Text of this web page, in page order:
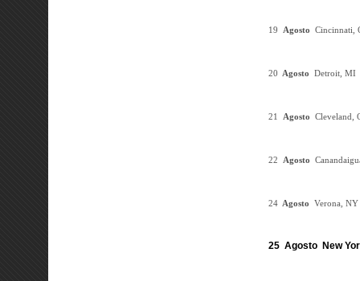
19 Agosto
20 Agosto Detroit, MI
21 Agosto Cleveland,
22 Agosto
24 Agosto Verona, NY
25 Agosto New